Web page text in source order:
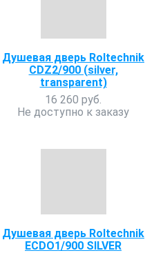
Душевая дверь Roltechnik
CDZ2/900 (silver,
transparent)
16 260 руб.
Не доступно к заказу
Душевая дверь Roltechnik
ECDO1/900 SILVER